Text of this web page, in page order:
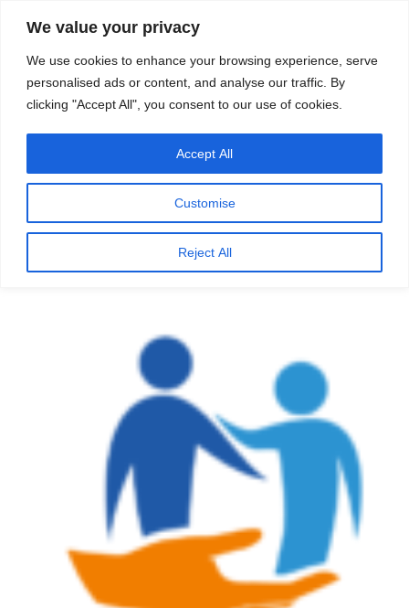
We value your privacy
We use cookies to enhance your browsing experience, serve
personalised ads or content, and analyse our traffic. By
clicking "Accept All", you consent to our use of cookies.
Customise
Reject All
Accept All
स्रोत
मेनू
प्रकाशित
20 सूत्रीय जन स्वास्थ्य चार्टर (20 Point
Public Health Charter)